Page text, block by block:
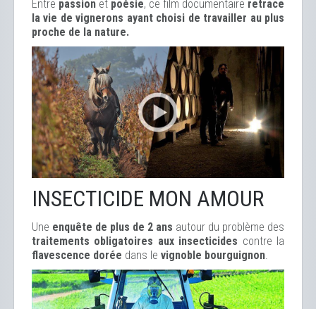
Entre passion et poésie, ce film documentaire retrace
la vie de vignerons ayant choisi de travailler au plus
proche de la nature.
INSECTICIDE MON AMOUR
Une enquête de plus de 2 ans autour du problème des
traitements obligatoires aux insecticides contre la
flavescence dorée dans le vignoble bourguignon